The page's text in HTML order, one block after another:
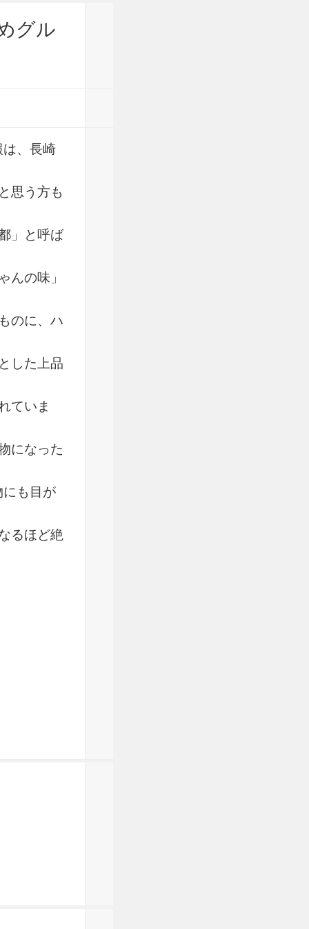
グル
、長崎
思う方も
」と呼ば
の味」
のに、ハ
した上品
ていま
になった
も目が
るほど絶